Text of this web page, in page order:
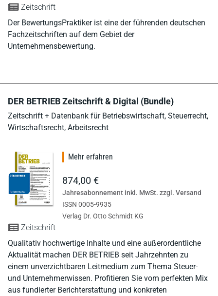
Zeitschrift
Der BewertungsPraktiker ist eine der führenden deutschen
Fachzeitschriften auf dem Gebiet der
Unternehmensbewertung.
DER BETRIEB Zeitschrift & Digital (Bundle)
Zeitschrift + Datenbank für Betriebswirtschaft, Steuerrecht,
Wirtschaftsrecht, Arbeitsrecht
Zeitschrift
Qualitativ hochwertige Inhalte und eine außerordentliche
Aktualität machen DER BETRIEB seit Jahrzehnten zu
einem unverzichtbaren Leitmedium zum Thema Steuer-
und Unternehmerwissen. Profitieren Sie vom perfekten Mix
aus fundierter Berichterstattung und konkreten
Mehr erfahren
874,00 €
Jahresabonnement inkl. MwSt. zzgl. Versand
ISSN 0005-9935
Verlag Dr. Otto Schmidt KG